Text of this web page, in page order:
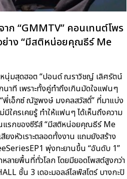
ก “GMMTV” คอนเทนต์โพร
ย่าง “มีสติหน่อยคุณธีร์ Me
นุ่มสุดฮอต “ปอนด์ ณราวิชญ์ เลิศรัตน์
าที เพราะทั้งคู่ทำถึงเกินมัดใจแฟนๆ
พี่เอ็กซ์ ณัฐพงษ์ มงคลสวัสดิ์” ที่มาแบ่ง
มีใครเคยรู้ ทำให้แฟนๆ ได้เห็นถึงความ
แรกของซีรีส์ “มีสติหน่อยคุณธีร์ Me
งหัวเราะตลอดทั้งงาน แถมยังสร้าง
พุ่งทะยานขึ้น “อันดับ 1”
ลายพื้นที่ทั่วโลก โดยมียอดโพสต์สูงกว่า
ชั้น 3 เดอะมอลล์ไลฟ์สโตร์ บางกะปิ